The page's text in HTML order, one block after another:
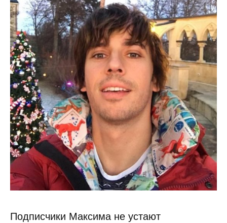
Подписчики Максима не устают